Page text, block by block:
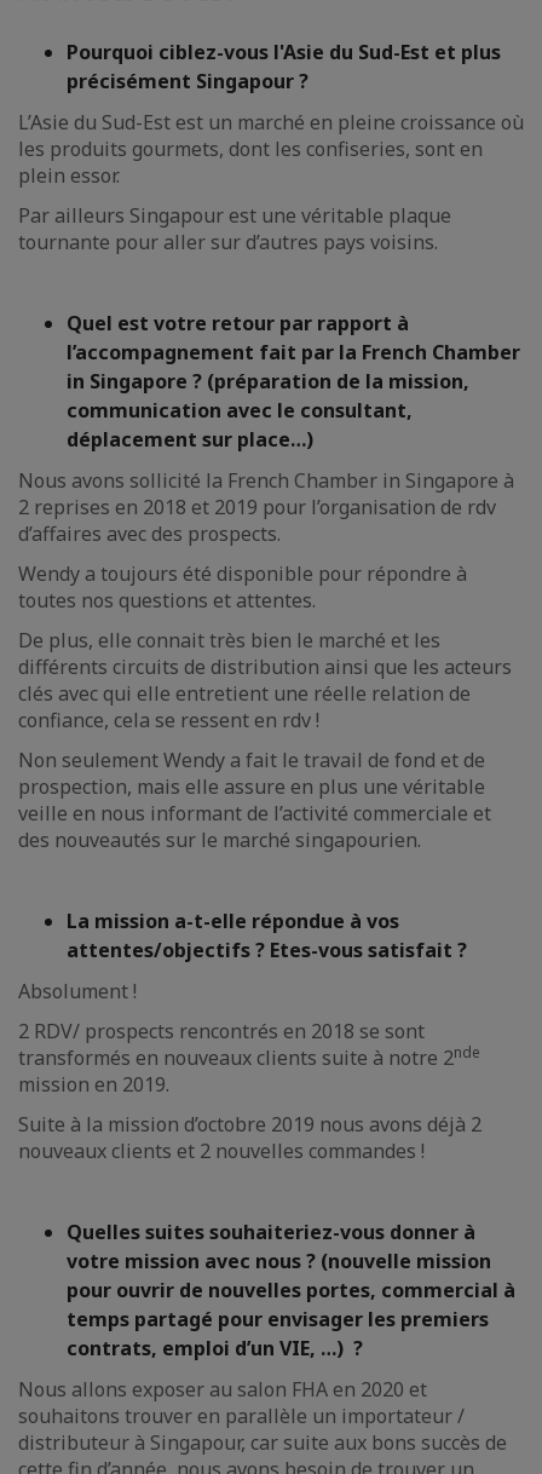
Pourquoi ciblez-vous l'Asie du Sud-Est et plus
précisément Singapour ?
L’Asie du Sud-Est est un marché en pleine croissance où
les produits gourmets, dont les confiseries, sont en
plein essor.
Par ailleurs Singapour est une véritable plaque
tournante pour aller sur d’autres pays voisins.
Quel est votre retour par rapport à
l’accompagnement fait par la French Chamber
in Singapore ? (préparation de la mission,
communication avec le consultant,
déplacement sur place…)
Nous avons sollicité la French Chamber in Singapore à
2 reprises en 2018 et 2019 pour l’organisation de rdv
d’affaires avec des prospects.
Wendy a toujours été disponible pour répondre à
toutes nos questions et attentes.
De plus, elle connait très bien le marché et les
différents circuits de distribution ainsi que les acteurs
clés avec qui elle entretient une réelle relation de
confiance, cela se ressent en rdv !
Non seulement Wendy a fait le travail de fond et de
prospection, mais elle assure en plus une véritable
veille en nous informant de l’activité commerciale et
des nouveautés sur le marché singapourien.
La mission a-t-elle répondue à vos
attentes/objectifs ? Etes-vous satisfait ?
Absolument !
2 RDV/ prospects rencontrés en 2018 se sont
transformés en nouveaux clients suite à notre 2nde
mission en 2019.
Suite à la mission d’octobre 2019 nous avons déjà 2
nouveaux clients et 2 nouvelles commandes !
Quelles suites souhaiteriez-vous donner à
votre mission avec nous ? (nouvelle mission
pour ouvrir de nouvelles portes, commercial à
temps partagé pour envisager les premiers
contrats, emploi d’un VIE, …) ?
Nous allons exposer au salon FHA en 2020 et
souhaitons trouver en parallèle un importateur /
distributeur à Singapour, car suite aux bons succès de